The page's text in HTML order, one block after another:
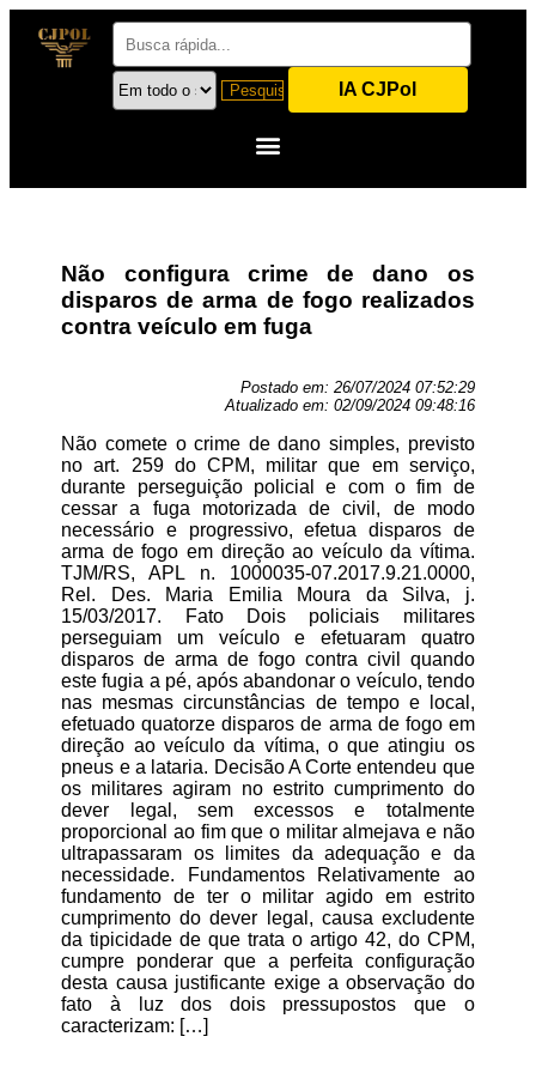
IA CJPol
Não configura crime de dano os
disparos de arma de fogo realizados
contra veículo em fuga
Postado em: 26/07/2024 07:52:29
Atualizado em: 02/09/2024 09:48:16
Não comete o crime de dano simples, previsto
no art. 259 do CPM, militar que em serviço,
durante perseguição policial e com o fim de
cessar a fuga motorizada de civil, de modo
necessário e progressivo, efetua disparos de
arma de fogo em direção ao veículo da vítima.
TJM/RS, APL n. 1000035-07.2017.9.21.0000,
Rel. Des. Maria Emilia Moura da Silva, j.
15/03/2017. Fato Dois policiais militares
perseguiam um veículo e efetuaram quatro
disparos de arma de fogo contra civil quando
este fugia a pé, após abandonar o veículo, tendo
nas mesmas circunstâncias de tempo e local,
efetuado quatorze disparos de arma de fogo em
direção ao veículo da vítima, o que atingiu os
pneus e a lataria. Decisão A Corte entendeu que
os militares agiram no estrito cumprimento do
dever legal, sem excessos e totalmente
proporcional ao fim que o militar almejava e não
ultrapassaram os limites da adequação e da
necessidade. Fundamentos Relativamente ao
fundamento de ter o militar agido em estrito
cumprimento do dever legal, causa excludente
da tipicidade de que trata o artigo 42, do CPM,
cumpre ponderar que a perfeita configuração
desta causa justificante exige a observação do
fato à luz dos dois pressupostos que o
caracterizam: […]